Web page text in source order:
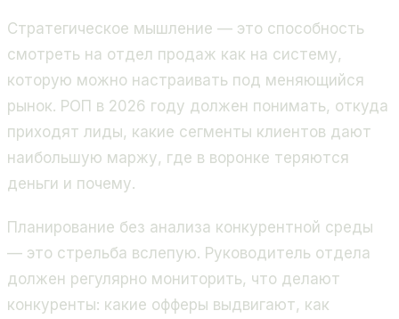
Стратегическое мышление — это способность
смотреть на отдел продаж как на систему,
которую можно настраивать под меняющийся
рынок. РОП в 2026 году должен понимать, откуда
приходят лиды, какие сегменты клиентов дают
наибольшую маржу, где в воронке теряются
деньги и почему.
Планирование без анализа конкурентной среды
— это стрельба вслепую. Руководитель отдела
должен регулярно мониторить, что делают
конкуренты: какие офферы выдвигают, как